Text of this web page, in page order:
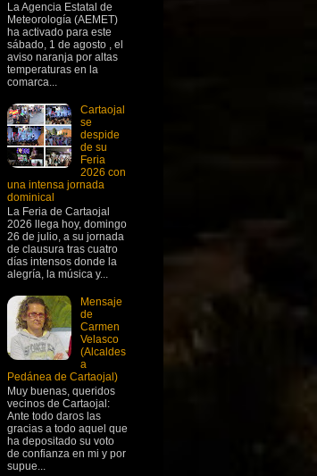
La Agencia Estatal de
Meteorología (AEMET)
ha activado para este
sábado, 1 de agosto , el
aviso naranja por altas
temperaturas en la
comarca...
Cartaojal
se
despide
de su
Feria
2026 con
una intensa jornada
dominical
La Feria de Cartaojal
2026 llega hoy, domingo
26 de julio, a su jornada
de clausura tras cuatro
días intensos donde la
alegría, la música y...
Mensaje
de
Carmen
Velasco
(Alcaldes
a
Pedánea de Cartaojal)
Muy buenas, queridos
vecinos de Cartaojal:
Ante todo daros las
gracias a todo aquel que
ha depositado su voto
de confianza en mi y por
supue...